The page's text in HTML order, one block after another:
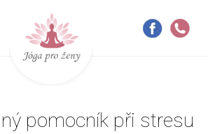
pomocník při stresu